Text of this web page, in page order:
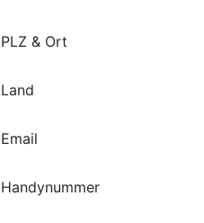
PLZ & Ort
Land
Email
Handynummer